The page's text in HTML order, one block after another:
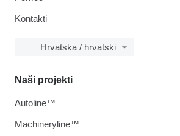
Kontakti
Hrvatska / hrvatski
Naši projekti
Autoline™
Machineryline™